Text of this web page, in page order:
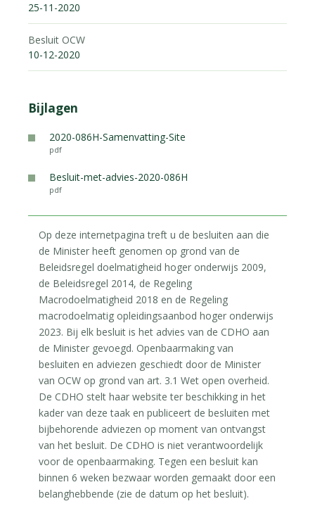
25-11-2020
Besluit OCW
10-12-2020
Bijlagen
2020-086H-Samenvatting-Site
pdf
Besluit-met-advies-2020-086H
pdf
Op deze internetpagina treft u de besluiten aan die
de Minister heeft genomen op grond van de
Beleidsregel doelmatigheid hoger onderwijs 2009,
de Beleidsregel 2014, de Regeling
Macrodoelmatigheid 2018 en de Regeling
macrodoelmatig opleidingsaanbod hoger onderwijs
2023. Bij elk besluit is het advies van de CDHO aan
de Minister gevoegd. Openbaarmaking van
besluiten en adviezen geschiedt door de Minister
van OCW op grond van art. 3.1 Wet open overheid.
De CDHO stelt haar website ter beschikking in het
kader van deze taak en publiceert de besluiten met
bijbehorende adviezen op moment van ontvangst
van het besluit. De CDHO is niet verantwoordelijk
voor de openbaarmaking. Tegen een besluit kan
binnen 6 weken bezwaar worden gemaakt door een
belanghebbende (zie de datum op het besluit).